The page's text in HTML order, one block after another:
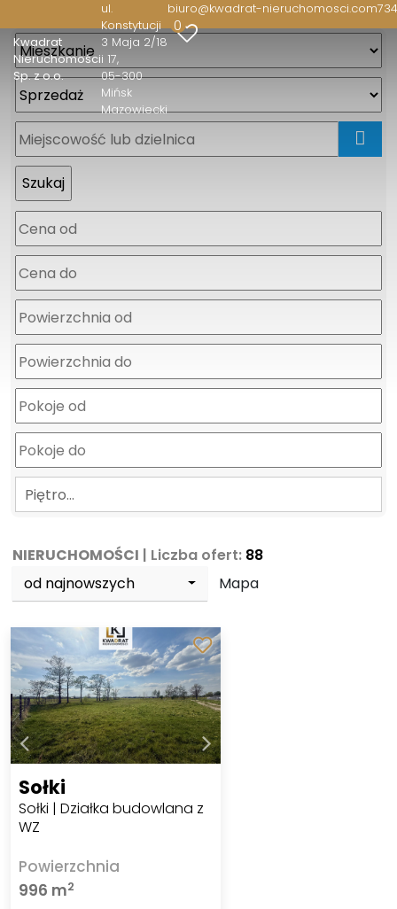
Kwadrat
Nieruchomości
Sp. z o.o.
ul.
Konstytucji
3 Maja 2/18
i 17
05-300
Mińsk
Mazowiecki
biuro@kwadrat-nieruchomosci.com
0
Piętro…
NIERUCHOMOŚCI | Liczba ofert: 88
od najnowszych
Mapa
Sołki
Sołki | Działka budowlana z
WZ
Powierzchnia
996 m2